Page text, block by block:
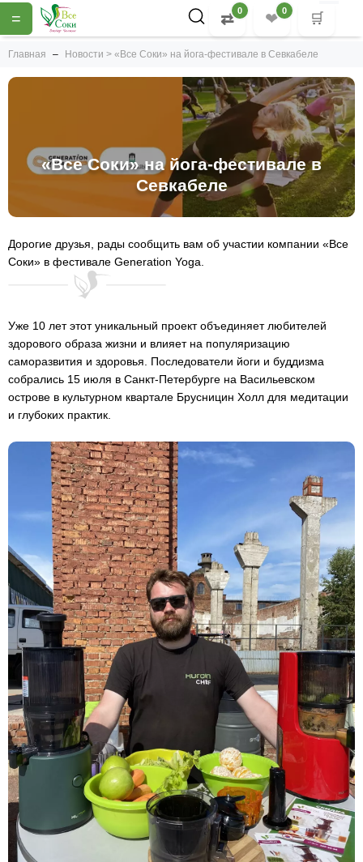
= ⇄ 0 ❤ 0 🛒
Главная Новости > «Все Соки» на йога-фестивале в Севкабеле
«Все Соки» на йога-фестивале в
Севкабеле
Дорогие друзья, рады сообщить вам об участии компании «Все
Соки» в фестивале Generation Yoga.
Уже 10 лет этот уникальный проект объединяет любителей
здорового образа жизни и влияет на популяризацию
саморазвития и здоровья. Последователи йоги и буддизма
собрались 15 июля в Санкт-Петербурге на Васильевском
острове в культурном квартале Брусницин Холл для медитации
и глубоких практик.